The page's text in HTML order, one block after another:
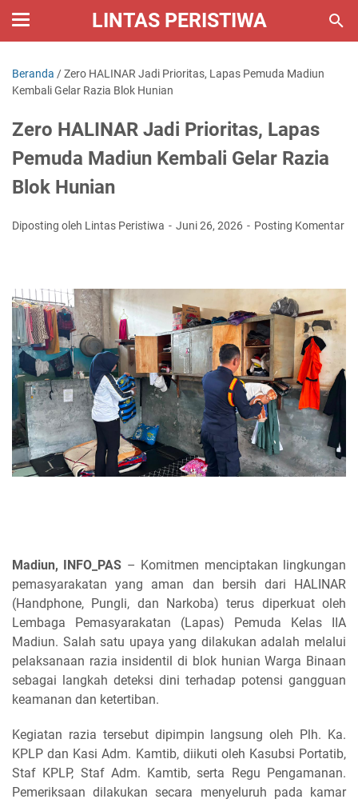
LINTAS PERISTIWA
Beranda /Zero HALINAR Jadi Prioritas, Lapas Pemuda Madiun
Kembali Gelar Razia Blok Hunian
Zero HALINAR Jadi Prioritas, Lapas
Pemuda Madiun Kembali Gelar Razia
Blok Hunian
Diposting oleh Lintas Peristiwa Juni 26, 2026 Posting Komentar
Madiun, INFO_PAS – Komitmen menciptakan lingkungan
pemasyarakatan yang aman dan bersih dari HALINAR
(Handphone, Pungli, dan Narkoba) terus diperkuat oleh
Lembaga Pemasyarakatan (Lapas) Pemuda Kelas IIA
Madiun. Salah satu upaya yang dilakukan adalah melalui
pelaksanaan razia insidentil di blok hunian Warga Binaan
sebagai langkah deteksi dini terhadap potensi gangguan
keamanan dan ketertiban.
Kegiatan razia tersebut dipimpin langsung oleh Plh. Ka.
KPLP dan Kasi Adm. Kamtib, diikuti oleh Kasubsi Portatib,
Staf KPLP, Staf Adm. Kamtib, serta Regu Pengamanan.
Pemeriksaan dilakukan secara menyeluruh pada kamar